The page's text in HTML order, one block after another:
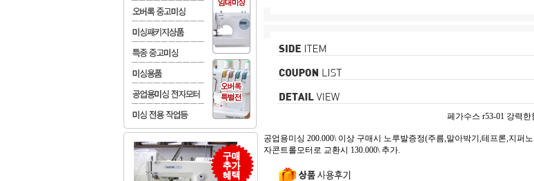
페가수스 r53-01 강력
공업용미싱 200.000\ 이상 구매시 노루발증정(주름,말아박기,테프론,지퍼
자콘트롤모터로 교환시 130.000\ 추가.